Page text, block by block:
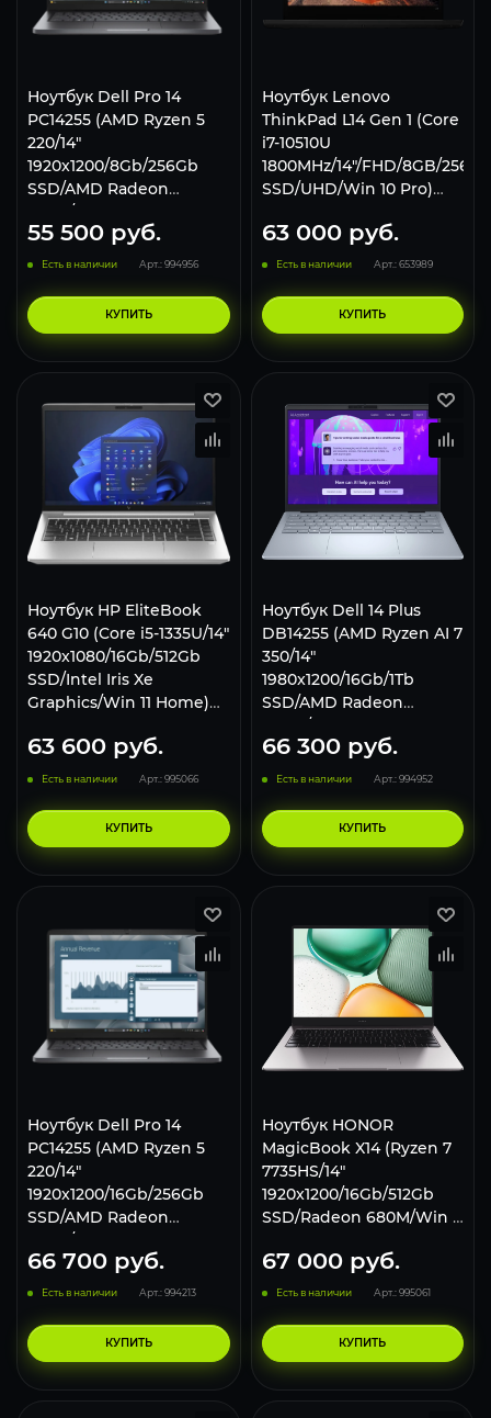
Ноутбук Dell Pro 14
PC14255 (AMD Ryzen 5
220/14"
1920x1200/8Gb/256Gb
SSD/AMD Radeon
740M/Win 11 Pro) Black
55 500 руб.
Есть в наличии Арт.: 994956
КУПИТЬ
Ноутбук Lenovo
ThinkPad L14 Gen 1 (Core
i7-10510U
1800MHz/14"/FHD/8GB/
SSD/UHD/Win 10 Pro)
63 000руб.
Есть в наличии Арт.: 653989
КУПИТЬ
Ноутбук HP EliteBook
640 G10 (Core i5-1335U/14"
1920x1080/16Gb/512Gb
SSD/Intel Iris Xe
Graphics/Win 11 Home)
63 600 руб.
Есть в наличии Арт.: 995066
КУПИТЬ
Ноутбук Dell 14 Plus
DB14255 (AMD Ryzen AI 7
350/14"
1980x1200/16Gb/1Tb
SSD/AMD Radeon
860M/Win 11 Home) Ice
Blue
66 300руб.
Есть в наличии Арт.: 994952
КУПИТЬ
Ноутбук Dell Pro 14
PC14255 (AMD Ryzen 5
220/14"
1920x1200/16Gb/256Gb
SSD/AMD Radeon
740M/Win 11 Pro) Black
66 700 руб.
Есть в наличии Арт.: 994213
КУПИТЬ
Ноутбук HONOR
MagicBook X14 (Ryzen 7
7735HS/14"
1920x1200/16Gb/512Gb
SSD/Radeon 680M/Win 11
67 000руб.
Есть в наличии Арт.: 995061
КУПИТЬ